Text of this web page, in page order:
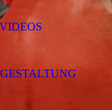
VIDEOS